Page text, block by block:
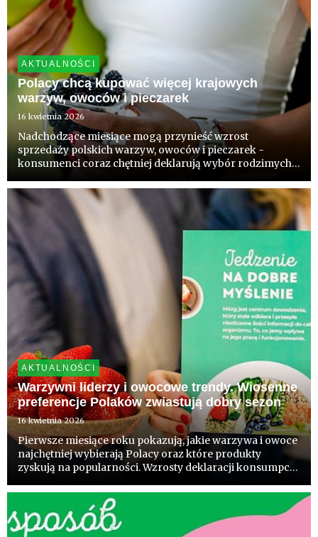
AKTUALNOŚCI
Polacy chcą kupować więcej krajowych
warzyw, owoców i pieczarek
16 kwietnia 2026
Nadchodzące miesiące mogą przynieść wzrost
sprzedaży polskich warzyw, owoców i pieczarek -
konsumenci coraz chętniej deklarują wybór rodzimych
komentują eksperci.
AKTUALNOŚCI
Warzywni liderzy i owocowe trendy. Wiosenne
preferencje Polaków zwiastują dobry sezon
16 kwietnia 2026
Pierwsze miesiące roku pokazują, jakie warzywa i owoce
najchętniej wybierają Polacy oraz które produkty
zyskują na popularności. Wzrosty deklaracji konsumpcji
zbliżającym się sezonem. Wynik badań realizowanych
przez sektor ogrodn...